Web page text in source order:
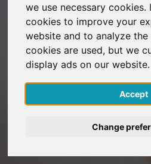
we use necessary cookies.
cookies to improve your
website and to analyze
cookies are used, but we
display ads on our website.
Change
FAQ
Iniciar
English